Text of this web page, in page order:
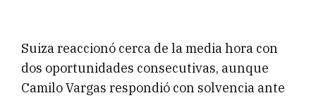
Suiza reaccionó cerca de la media hora con
dos oportunidades consecutivas, aunque
Camilo Vargas respondió con solvencia ante